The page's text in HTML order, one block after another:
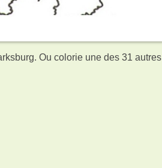
Ou colorie une des 31 autres